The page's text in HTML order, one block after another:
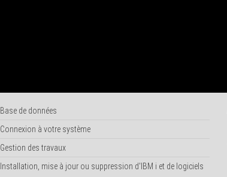
Base de données
Connexion à votre système
Gestion des travaux
Installation, mise à jour ou suppression d'IBM i et de logiciels